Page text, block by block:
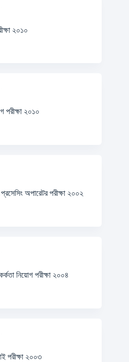
২০১০
পরীক্ষা ২০১০
প্রসেসিং অপারেটর পরীক্ষা ২০০২
নিয়োগ পরীক্ষা ২০০৪
পরীক্ষা ২০০৩